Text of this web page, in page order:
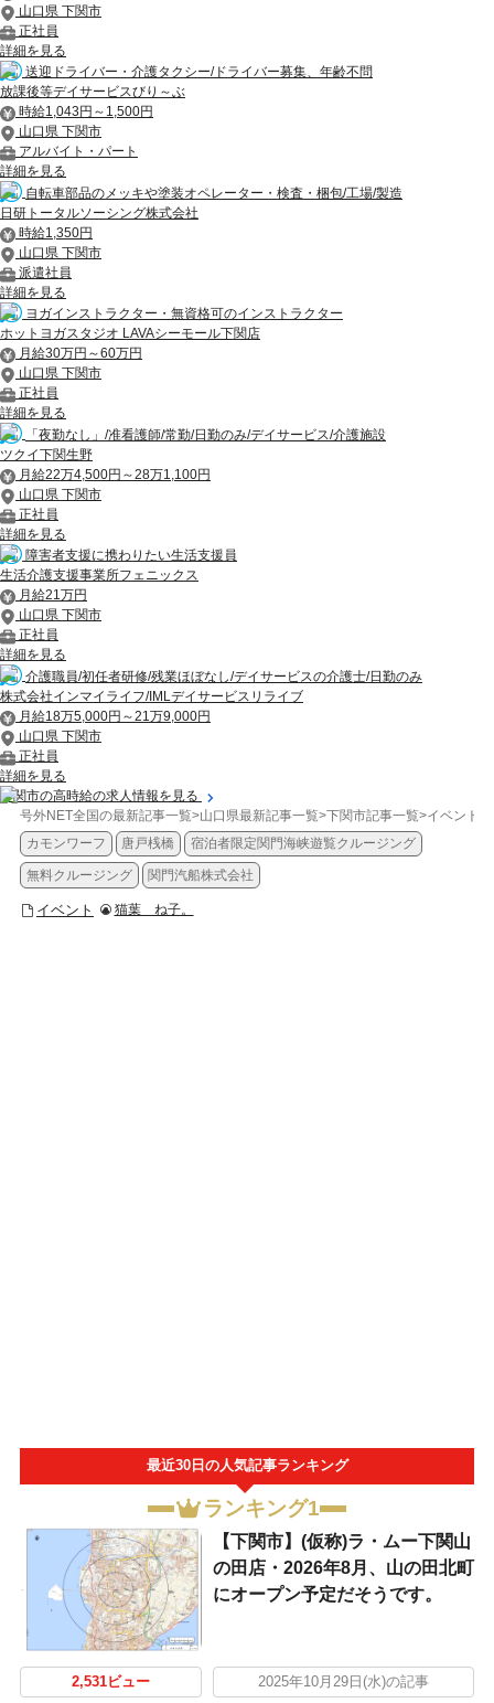
山口県 下関市
正社員
詳細を見る
送迎ドライバー・介護タクシー/ドライバー募集、年齢不問
放課後等デイサービスびり～ぶ
時給1,043円～1,500円
山口県 下関市
アルバイト・パート
詳細を見る
自転車部品のメッキや塗装オペレーター・検査・梱包/工場/製造
日研トータルソーシング株式会社
時給1,350円
山口県 下関市
派遣社員
詳細を見る
ヨガインストラクター・無資格可のインストラクター
ホットヨガスタジオ LAVAシーモール下関店
月給30万円～60万円
山口県 下関市
正社員
詳細を見る
「夜勤なし」/准看護師/常勤/日勤のみ/デイサービス/介護施設
ツクイ下関生野
月給22万4,500円～28万1,100円
山口県 下関市
正社員
詳細を見る
障害者支援に携わりたい生活支援員
生活介護支援事業所フェニックス
月給21万円
山口県 下関市
正社員
詳細を見る
介護職員/初任者研修/残業ほぼなし/デイサービスの介護士/日勤のみ
株式会社インマイライフ/IMLデイサービスリライブ
月給18万5,000円～21万9,000円
山口県 下関市
正社員
詳細を見る
下関市の高時給の求人情報を見る
号外NET全国の最新記事一覧>山口県最新記事一覧>下関市記事一覧>イベント
カモンワーフ
唐戸桟橋 宿泊者限定関門海峡遊覧クルージング
無料クルージング 関門汽船株式会社
イベント 猫葉 ね子。
最近30日の人気記事ランキング
ランキング1
【下関市】(仮称)ラ・ムー下関山
の田店・2026年8月、山の田北町
にオープン予定だそうです。
2,531ビュー 2025年10月29日(水)の記事